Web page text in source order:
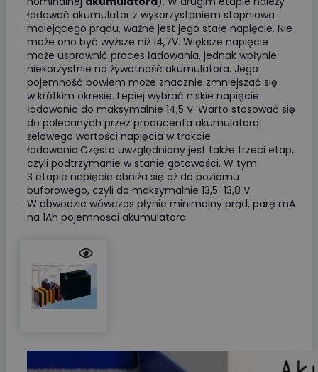
ładować akumulator z wykorzystaniem stopniowa
malejącego prądu, ważne jest jego stałe napięcie. Nie
może ono być wyższe niż 14,7V. Większe napięcie
może usprawnić proces ładowania, jednak wpłynie
niekorzystnie na żywotność akumulatora. Jego
pojemność bowiem może znacznie zmniejszać się
w krótkim okresie. Lepiej wybrać niskie napięcie
ładowania do maksymalnie 14,5 V. Warto stosować się
do polecanych przez producenta akumulatora
żelowego wartości napięcia w trakcie
ładowania.Często uwzględniany jest także trzeci etap,
czyli podtrzymanie w stanie gotowości. W tym
3 etapie napięcie obniża się aż do poziomu
buforowego, czyli do maksymalnie 13,5-13,8 V.
W obwodzie wówczas płynie minimalny prąd, parę mA
na 1Ah pojemności akumulatora.